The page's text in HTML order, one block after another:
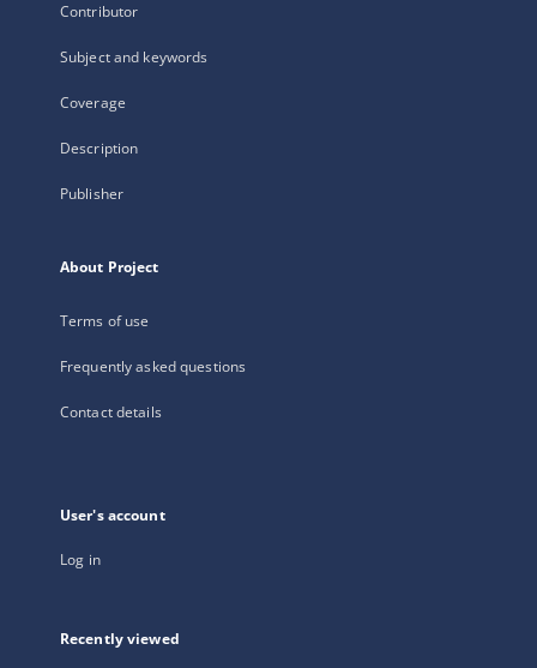
Contributor
Subject and keywords
Coverage
Description
Publisher
About Project
Terms of use
Frequently asked questions
Contact details
User's account
Log in
Recently viewed